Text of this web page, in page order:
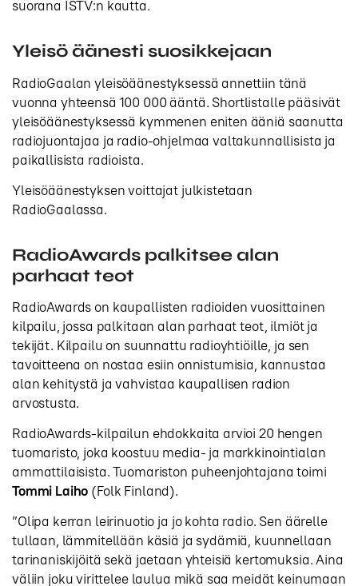
suorana ISTV:n kautta.
Yleisö äänesti suosikkejaan
RadioGaalan yleisöäänestyksessä annettiin tänä
vuonna yhteensä 100 000 ääntä. Shortlistalle pääsivät
yleisöäänestyksessä kymmenen eniten ääniä saanutta
radiojuontajaa ja radio-ohjelmaa valtakunnallisista ja
paikallisista radioista.
Yleisöäänestyksen voittajat julkistetaan
RadioGaalassa.
RadioAwards palkitsee alan
parhaat teot
RadioAwards on kaupallisten radioiden vuosittainen
kilpailu, jossa palkitaan alan parhaat teot, ilmiöt ja
tekijät. Kilpailu on suunnattu radioyhtiöille, ja sen
tavoitteena on nostaa esiin onnistumisia, kannustaa
alan kehitystä ja vahvistaa kaupallisen radion
arvostusta.
RadioAwards-kilpailun ehdokkaita arvioi 20 hengen
tuomaristo, joka koostuu media- ja markkinointialan
ammattilaisista. Tuomariston puheenjohtajana toimi
Tommi Laiho (Folk Finland).
”Olipa kerran leirinuotio ja jo kohta radio. Sen äärelle
tullaan, lämmitellään käsiä ja sydämiä, kuunnellaan
tarinaniskijöitä sekä jaetaan yhteisiä kertomuksia. Aina
väliin joku virittelee laulua mikä saa meidät keinumaan